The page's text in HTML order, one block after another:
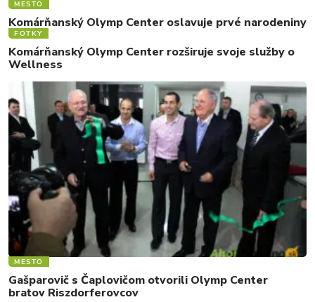
MESTO
Komárňanský Olymp Center oslavuje prvé narodeniny
FOTKY
Komárňanský Olymp Center rozširuje svoje služby o
Wellness
MESTO
Gašparovič s Čaplovičom otvorili Olymp Center
bratov Riszdorferovcov